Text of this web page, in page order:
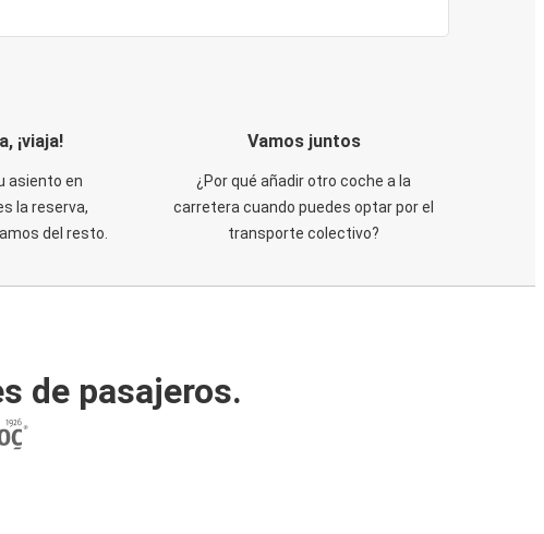
¡viaja!
asiento en
la reserva,
del resto.
Vamos juntos
¿Por qué añadir otro coche a la
carretera cuando puedes optar por el
transporte colectivo?
de pasajeros.